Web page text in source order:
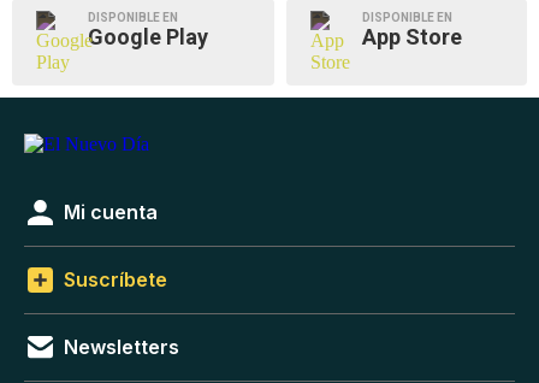
DISPONIBLE EN
Google Play
DISPONIBLE EN
App Store
Mi cuenta
Suscríbete
Newsletters